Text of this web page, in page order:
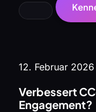
12. Februar 2026
Verbessert
Engagement?